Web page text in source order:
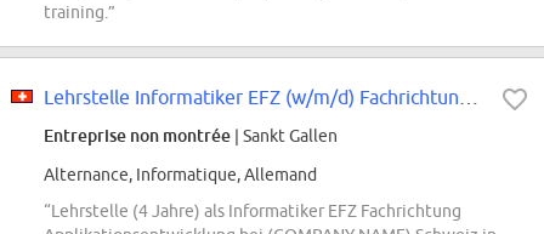
training.”
Entreprise non montrée | Sankt Gallen
Alternance, Informatique, Allemand
“Lehrstelle (4 Jahre) als Informatiker EFZ Fachrichtung